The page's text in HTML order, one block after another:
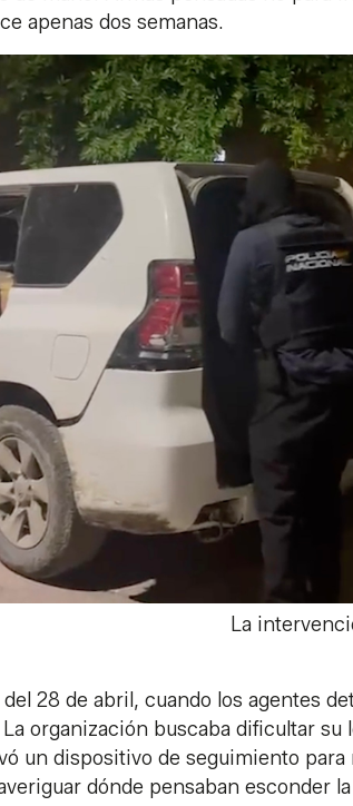
apenas dos semanas.
La
28 de abril, cuando los agentes
organización buscaba dificultar su
un dispositivo de seguimiento
dónde pensaban esconder